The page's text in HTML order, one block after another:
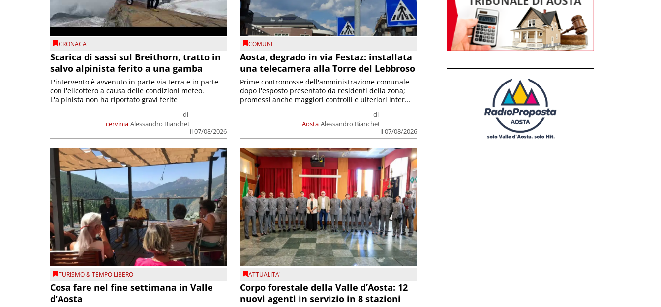
CRONACA
Scarica di sassi sul Breithorn, tratto in
salvo alpinista ferito a una gamba
cervinia
di
Alessandro Bianchet
il 07/08/2026
L'intervento è avvenuto in parte via terra e in parte
con l'elicottero a causa delle condizioni meteo.
L'alpinista non ha riportato gravi ferite
COMUNI
Aosta, degrado in via Festaz: installata
una telecamera alla Torre del Lebbroso
Aosta
di
Alessandro Bianchet
il 07/08/2026
Prime contromosse dell'amministrazione comunale
dopo l'esposto presentato da residenti della zona;
promessi anche maggiori controlli e ulteriori inter...
TURISMO & TEMPO LIBERO
Cosa fare nel fine settimana in Valle
d’Aosta
ATTUALITA'
Corpo forestale della Valle d’Aosta: 12
nuovi agenti in servizio in 8 stazioni